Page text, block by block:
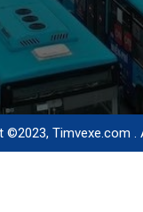
©2023, Timvexe.com .